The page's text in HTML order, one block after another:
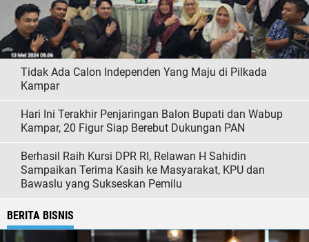
Tidak Ada Calon Independen Yang Maju di Pilkada
Kampar
Hari Ini Terakhir Penjaringan Balon Bupati dan Wabup
Kampar, 20 Figur Siap Berebut Dukungan PAN
Berhasil Raih Kursi DPR RI, Relawan H Sahidin
Sampaikan Terima Kasih ke Masyarakat, KPU dan
Bawaslu yang Sukseskan Pemilu
BERITA BISNIS